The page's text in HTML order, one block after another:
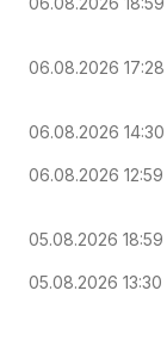
06.08.2026 17:28
06.08.2026 14:30
06.08.2026 12:59
05.08.2026 18:59
05.08.2026 13:30